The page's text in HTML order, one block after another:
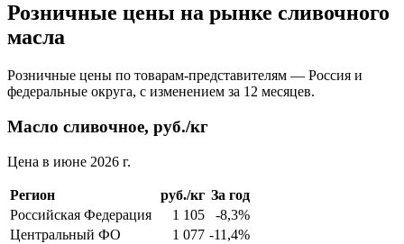
Розничные цены на рынке сливочного
масла
Розничные цены по товарам-представителям — Россия и
федеральные округа, с изменением за 12 месяцев.
Масло сливочное, руб./кг
Цена в июне 2026 г.
Регион руб./кг За год
Российская Федерация
1 105
-8,3%
Центральный ФО
1 077 -11,4%